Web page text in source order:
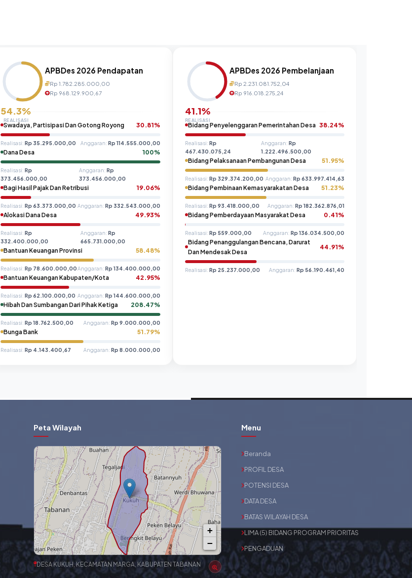
54.3%
REALISASI
APBDes 2026 Pendapatan
Rp 1.782.285.000,00
Rp 968.129.900,67
Swadaya, Partisipasi Dan Gotong Royong 30.81%
Realisasi:Rp 35.295.000,00 Anggaran: Rp 114.555.000,00
Dana Desa 100%
Realisasi:Rp
373.456.000,00
Anggaran: Rp
373.456.000,00
Bagi Hasil Pajak Dan Retribusi 19.06%
Realisasi:Rp 63.373.000,00 Anggaran: Rp 332.543.000,00
Alokasi Dana Desa 49.93%
Realisasi:Rp
332.400.000,00
Anggaran: Rp
665.731.000,00
Bantuan Keuangan Provinsi 58.48%
Realisasi:Rp 78.600.000,00Anggaran: Rp 134.400.000,00
Bantuan Keuangan Kabupaten/Kota 42.95%
Realisasi:Rp 62.100.000,00 Anggaran: Rp 144.600.000,00
Hibah Dan Sumbangan Dari Pihak Ketiga 208.47%
Realisasi:Rp 18.762.500,00 Anggaran: Rp 9.000.000,00
Bunga Bank 51.79%
Realisasi:Rp 4.143.400,67 Anggaran: Rp 8.000.000,00
41.1%
REALISASI
APBDes 2026 Pembelanjaan
Rp 2.231.081.752,04
Rp 916.018.275,24
Bidang Penyelenggaran Pemerintahan Desa 38.24%
Realisasi: Rp
467.430.075,24
Anggaran: Rp
1.222.496.500,00
Bidang Pelaksanaan Pembangunan Desa 51.95%
Realisasi: Rp 329.374.200,00 Anggaran: Rp 633.997.414,63
Bidang Pembinaan Kemasyarakatan Desa 51.23%
Realisasi: Rp 93.418.000,00 Anggaran: Rp 182.362.876,01
Bidang Pemberdayaan Masyarakat Desa 0.41%
Realisasi: Rp 559.000,00 Anggaran: Rp 136.034.500,00
Bidang Penanggulangan Bencana, Darurat
Dan Mendesak Desa
44.91%
Realisasi: Rp 25.237.000,00 Anggaran: Rp 56.190.461,40
Peta Wilayah
+
−
DESA KUKUH, KECAMATAN MARGA, KABUPATEN TABANAN
Menu
Beranda
PROFIL DESA
POTENSI DESA
DATA DESA
BATAS WILAYAH DESA
LIMA (5) BIDANG PROGRAM PRIORITAS
PENGADUAN